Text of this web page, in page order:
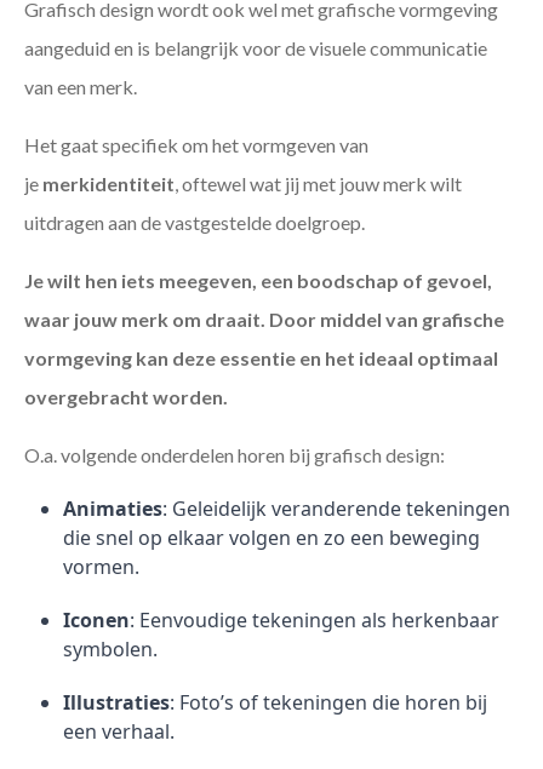
Grafisch design wordt ook wel met grafische vormgeving
aangeduid en is belangrijk voor de visuele communicatie
van een merk.
Het gaat specifiek om het vormgeven van
je merkidentiteit , oftewel wat jij met jouw merk wilt
uitdragen aan de vastgestelde doelgroep.
Je wilt hen iets meegeven, een boodschap of gevoel,
waar jouw merk om draait. Door middel van grafische
vormgeving kan deze essentie en het ideaal optimaal
overgebracht worden.
O.a. volgende onderdelen horen bij grafisch design:
Animaties: Geleidelijk veranderende tekeningen
die snel op elkaar volgen en zo een beweging
vormen.
Iconen: Eenvoudige tekeningen als herkenbaar
symbolen.
Illustraties: Foto’s of tekeningen die horen bij
een verhaal.